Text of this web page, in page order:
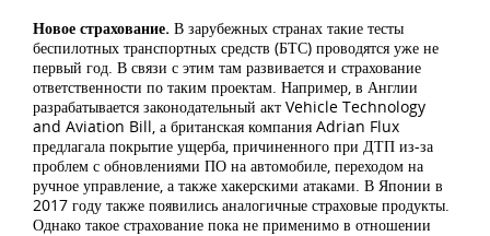
Новое страхование. В зарубежных странах такие тесты
беспилотных транспортных средств (БТС) проводятся уже не
первый год. В связи с этим там развивается и страхование
ответственности по таким проектам. Например, в Англии
разрабатывается законодательный акт Vehicle Technology
and Aviation Bill, а британская компания Adrian Flux
предлагала покрытие ущерба, причиненного при ДТП из-за
проблем с обновлениями ПО на автомобиле, переходом на
ручное управление, а также хакерскими атаками. В Японии в
2017 году также появились аналогичные страховые продукты.
Однако такое страхование пока не применимо в отношении